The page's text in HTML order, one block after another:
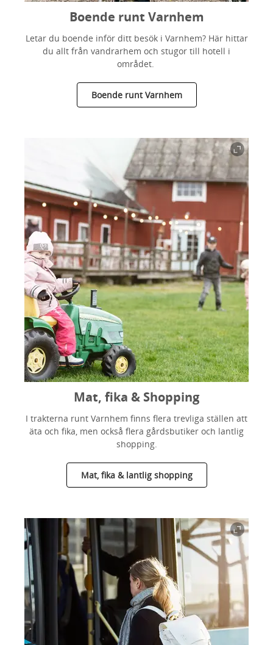
Boende runt Varnhem
Letar du boende inför ditt besök i Varnhem? Här hittar
du allt från vandrarhem och stugor till hotell i
området.
Boende runt Varnhem
Mat, fika & Shopping
I trakterna runt Varnhem finns flera trevliga ställen att
äta och fika, men också flera gårdsbutiker och lantlig
shopping.
Mat, fika & lantlig shopping